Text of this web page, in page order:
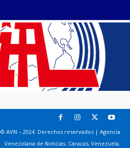
© AVN – 2024. Derechos reservados | Agencia
Venezolana de Noticias. Caracas, Venezuela.